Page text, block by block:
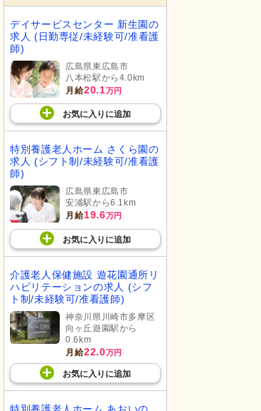
デイサービスセンター 新生園の
求人 (日勤専従/未経験可/准看護
師)
広島県東広島市
八本松駅から4.0km
月給20.1万円
お気に入り に追加
特別養護老人ホーム さくら園の
求人 (シフト制/未経験可/准看護
師)
広島県東広島市
安浦駅から6.1km
月給19.6万円
お気に入り に追加
介護老人保健施設 遊花園通所リ
ハビリテーションの求人 (シフ
ト制/未経験可/准看護師)
神奈川県川崎市多摩区
向ヶ丘遊園駅から
0.6km
月給22.0万円
お気に入り に追加
特別養護老人ホーム あおいの